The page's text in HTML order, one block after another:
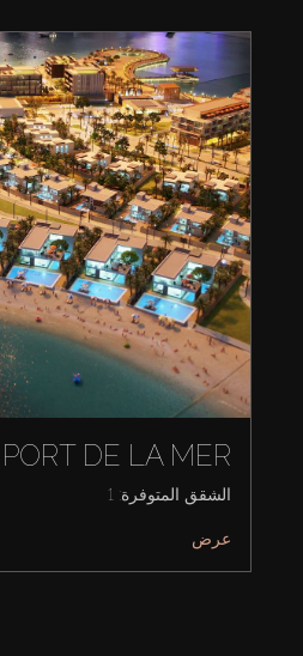
PORT DE LA MER
الشقق المتوفرة: 1
عرض